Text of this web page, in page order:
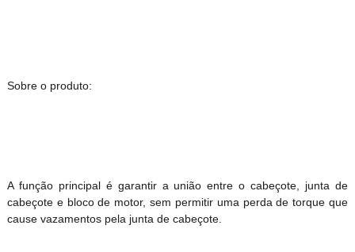
Sobre o produto:
A função principal é garantir a união entre o cabeçote, junta de
cabeçote e bloco de motor, sem permitir uma perda de torque que
cause vazamentos pela junta de cabeçote.